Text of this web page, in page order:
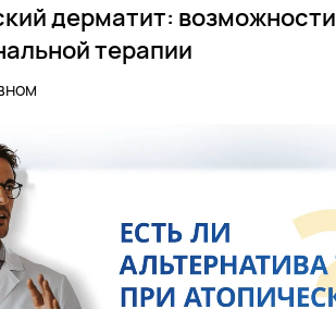
дерматит: возможности
терапии